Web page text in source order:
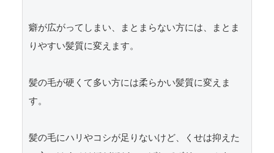
癖が広がってしまい、まとまらない方には、まとま
りやすい髪質に変えます。
髪の毛が硬くて多い方には柔らかい髪質に変えま
す。
髪の毛にハリやコシが足りないけど、くせは抑えた